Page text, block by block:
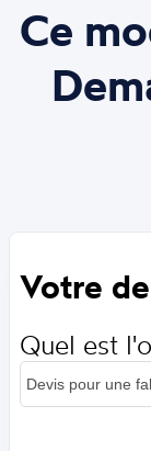
Ce
Votre
Quel est